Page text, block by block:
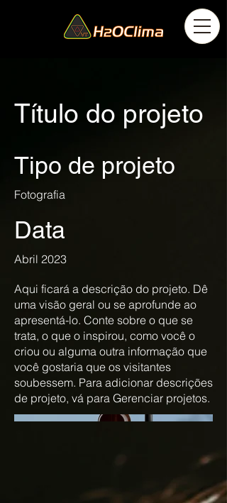
Título do projeto
Tipo de projeto
Fotografia
Data
Abril 2023
Aqui ficará a descrição do projeto. Dê
uma visão geral ou se aprofunde ao
apresentá-lo. Conte sobre o que se
trata, o que o inspirou, como você o
criou ou alguma outra informação que
você gostaria que os visitantes
soubessem. Para adicionar descrições
de projeto, vá para Gerenciar projetos.